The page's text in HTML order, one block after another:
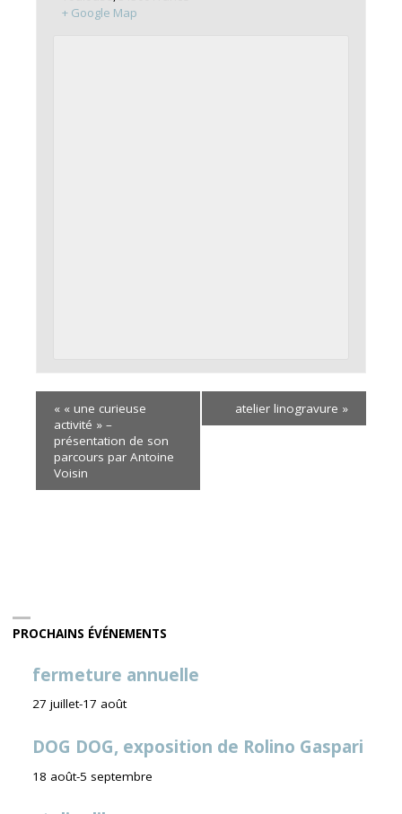
+ Google Map
« « une curieuse
activité » –
présentation de son
parcours par Antoine
Voisin
atelier linogravure »
PROCHAINS ÉVÉNEMENTS
fermeture annuelle
27 juillet-17 août
DOG DOG, exposition de Rolino Gaspari
18 août-5 septembre